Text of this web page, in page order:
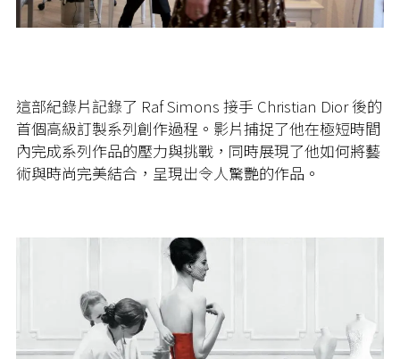
這部紀錄片記錄了 Raf Simons 接手 Christian Dior 後的
首個高級訂製系列創作過程。影片捕捉了他在極短時間
內完成系列作品的壓力與挑戰，同時展現了他如何將藝
術與時尚完美結合，呈現出令人驚艷的作品。